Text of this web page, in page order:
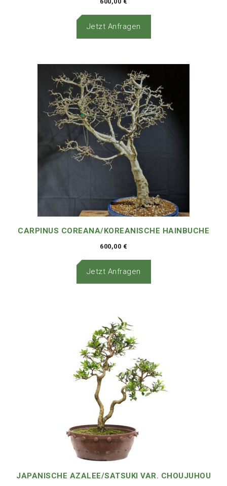
Jetzt Anfragen
CARPINUS COREANA/KOREANISCHE HAINBUCHE
600,00 €
Jetzt Anfragen
JAPANISCHE AZALEE/SATSUKI VAR. CHOUJUHOU